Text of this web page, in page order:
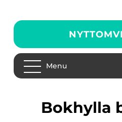
Menu
bokhylla